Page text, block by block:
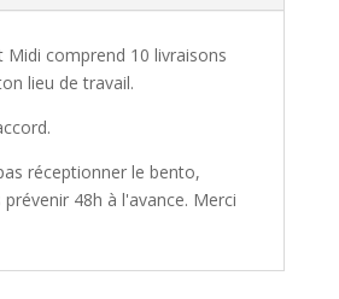
Midi comprend 10 livraisons
lieu de travail.
réceptionner le bento,
48h à l'avance. Merci